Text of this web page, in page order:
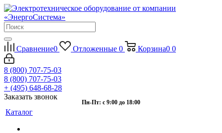
Сравнение0 Отложенные 0 Корзина0 0
8 (800) 707-75-03
8 (800) 707-75-03
+ (495) 648-68-28
Заказать звонок
Пн-Пт: с 9:00 до 18:00
Каталог